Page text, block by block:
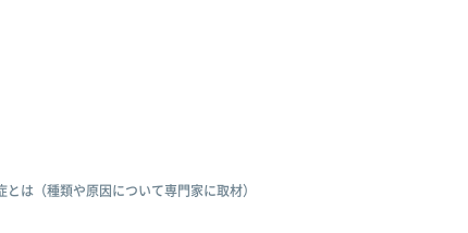
とは（種類や原因について専門家に取材）